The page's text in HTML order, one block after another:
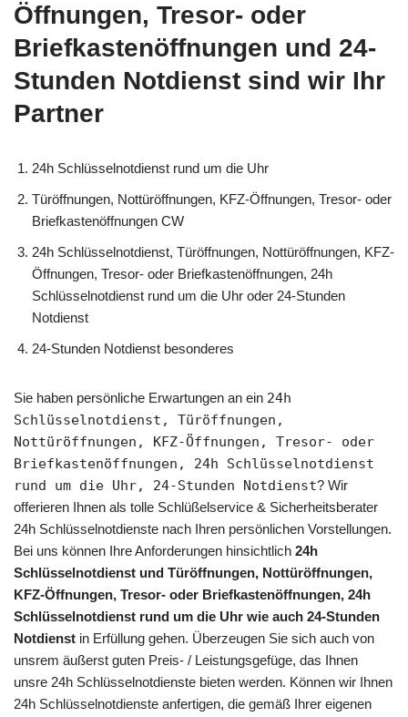
Öffnungen, Tresor- oder
Briefkastenöffnungen und 24-
Stunden Notdienst sind wir Ihr
Partner
24h Schlüsselnotdienst rund um die Uhr
Türöffnungen, Nottüröffnungen, KFZ-Öffnungen, Tresor- oder
Briefkastenöffnungen CW
24h Schlüsselnotdienst, Türöffnungen, Nottüröffnungen, KFZ-
Öffnungen, Tresor- oder Briefkastenöffnungen, 24h
Schlüsselnotdienst rund um die Uhr oder 24-Stunden
Notdienst
24-Stunden Notdienst besonderes
Sie haben persönliche Erwartungen an ein 24h
Schlüsselnotdienst, Türöffnungen,
Nottüröffnungen, KFZ-Öffnungen, Tresor- oder
Briefkastenöffnungen, 24h Schlüsselnotdienst
rund um die Uhr, 24-Stunden Notdienst? Wir
offerieren Ihnen als tolle Schlüßelservice & Sicherheitsberater
24h Schlüsselnotdienste nach Ihren persönlichen Vorstellungen.
Bei uns können Ihre Anforderungen hinsichtlich 24h
Schlüsselnotdienst und Türöffnungen, Nottüröffnungen,
KFZ-Öffnungen, Tresor- oder Briefkastenöffnungen, 24h
Schlüsselnotdienst rund um die Uhr wie auch 24-Stunden
Notdienst in Erfüllung gehen. Überzeugen Sie sich auch von
unsrem äußerst guten Preis- / Leistungsgefüge, das Ihnen
unsre 24h Schlüsselnotdienste bieten werden. Können wir Ihnen
24h Schlüsselnotdienste anfertigen, die gemäß Ihrer eigenen